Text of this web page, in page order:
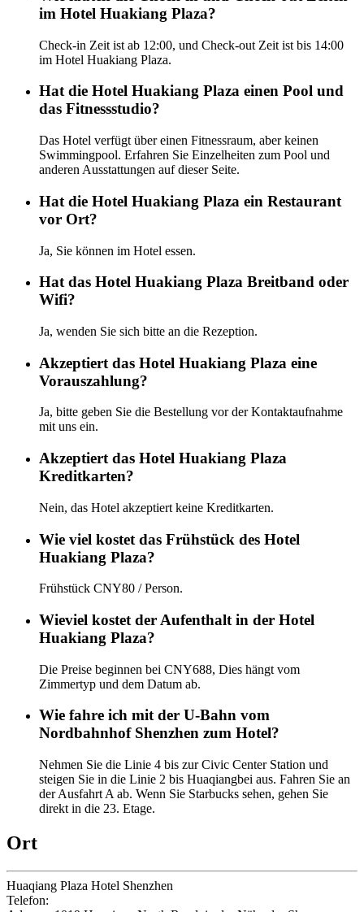
im Hotel Huakiang Plaza?
Check-in Zeit ist ab 12:00, und Check-out Zeit ist bis 14:00
im Hotel Huakiang Plaza.
Hat die Hotel Huakiang Plaza einen Pool und
das Fitnessstudio?
Das Hotel verfügt über einen Fitnessraum, aber keinen
Swimmingpool. Erfahren Sie Einzelheiten zum Pool und
anderen Ausstattungen auf dieser Seite.
Hat die Hotel Huakiang Plaza ein Restaurant
vor Ort?
Ja, Sie können im Hotel essen.
Hat das Hotel Huakiang Plaza Breitband oder
Wifi?
Ja, wenden Sie sich bitte an die Rezeption.
Akzeptiert das Hotel Huakiang Plaza eine
Vorauszahlung?
Ja, bitte geben Sie die Bestellung vor der Kontaktaufnahme
mit uns ein.
Akzeptiert das Hotel Huakiang Plaza
Kreditkarten?
Nein, das Hotel akzeptiert keine Kreditkarten.
Wie viel kostet das Frühstück des Hotel
Huakiang Plaza?
Frühstück CNY80 / Person.
Wieviel kostet der Aufenthalt in der Hotel
Huakiang Plaza?
Die Preise beginnen bei CNY688, Dies hängt vom
Zimmertyp und dem Datum ab.
Wie fahre ich mit der U-Bahn vom
Nordbahnhof Shenzhen zum Hotel?
Nehmen Sie die Linie 4 bis zur Civic Center Station und
steigen Sie in die Linie 2 bis Huaqiangbei aus. Fahren Sie an
der Ausfahrt A ab. Wenn Sie Starbucks sehen, gehen Sie
direkt in die 23. Etage.
Ort
Huaqiang Plaza Hotel Shenzhen
Telefon: